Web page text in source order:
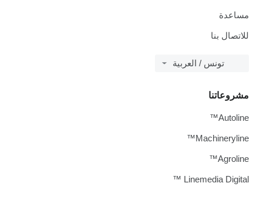
مساعدة
للاتصال بنا
تونس / العربية
مشروعاتنا
Autoline™
Machineryline™
Agroline™
Linemedia Digital ™